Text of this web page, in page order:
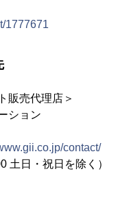
1777671
販売代理店＞
ション
contact/
土日・祝日を除く）